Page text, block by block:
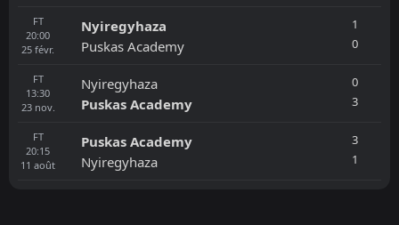
FT
20:00
25 févr.
Nyiregyhaza
Puskas Academy
1
0
FT
13:30
23 nov.
Nyiregyhaza
Puskas Academy
0
3
FT
20:15
11 août
Puskas Academy
Nyiregyhaza
3
1